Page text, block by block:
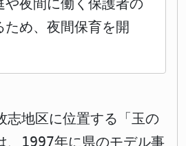
や夜間に働く保護者の
ため、夜間保育を開
志地区に位置する「玉の
、1997年に県のモデル事